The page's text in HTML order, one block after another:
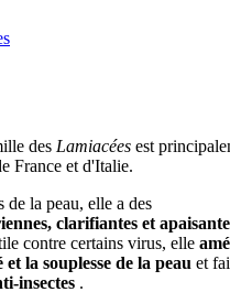
des Lamiacées est
France et d'Italie.
la peau, elle a des
clarifiantes et
contre certains virus, elle
la souplesse de la peau et
insectes .